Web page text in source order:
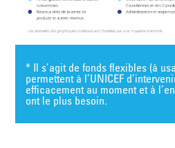
* Il s’agit de fonds flexibles (à
permettent à l’UNICEF
efficacement au moment et à
ont le plus besoin.